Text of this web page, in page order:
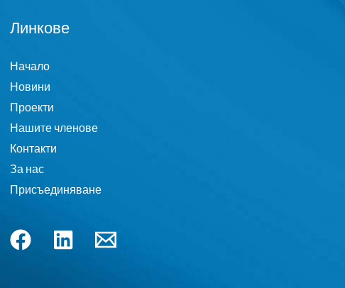
Линкове
Начало
Новини
Проекти
Нашите членове
Контакти
За нас
Присъединяване